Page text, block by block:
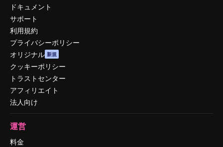
ドキュメント
サポート
利用規約
プライバシーポリシー
オリジナル 新規
クッキーポリシー
トラストセンター
アフィリエイト
法人向け
運営
料金